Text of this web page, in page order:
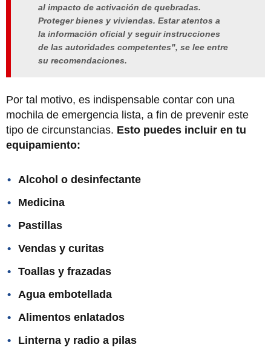
al impacto de activación de quebradas.
Proteger bienes y viviendas. Estar atentos a
la información oficial y seguir instrucciones
de las autoridades competentes", se lee entre
su recomendaciones.
Por tal motivo, es indispensable contar con una
mochila de emergencia lista, a fin de prevenir este
tipo de circunstancias. Esto puedes incluir en tu
equipamiento:
Alcohol o desinfectante
Medicina
Pastillas
Vendas y curitas
Toallas y frazadas
Agua embotellada
Alimentos enlatados
Linterna y radio a pilas